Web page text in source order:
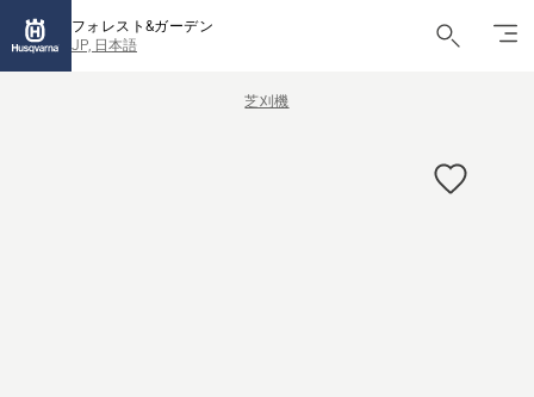
フォレスト&ガーデン
JP, 日本語
芝刈機